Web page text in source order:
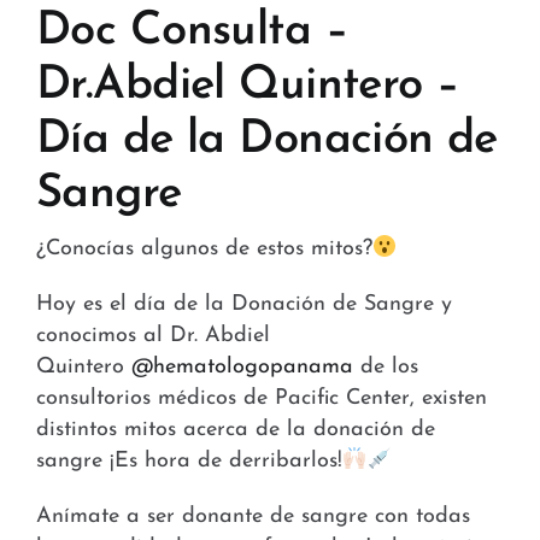
Tiendas y Conveniencia
Hospital y Salud
Servicios y Amenidades
Contacto
Doc Consulta –
Dr.Abdiel Quintero –
Día de la Donación de
Sangre
¿Conocías algunos de estos mitos?
Hoy es el día de la Donación de Sangre y
conocimos al Dr. Abdiel
Quintero @hematologopanama de los
consultorios médicos de Pacific Center, existen
distintos mitos acerca de la donación de
sangre ¡Es hora de derribarlos!
Anímate a ser donante de sangre con todas